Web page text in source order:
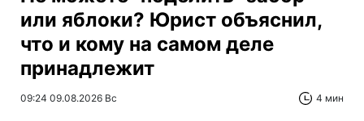
или яблоки? Юрист объяснил,
что и кому на самом деле
принадлежит
09:24 09.08.2026 Вс 4 мин